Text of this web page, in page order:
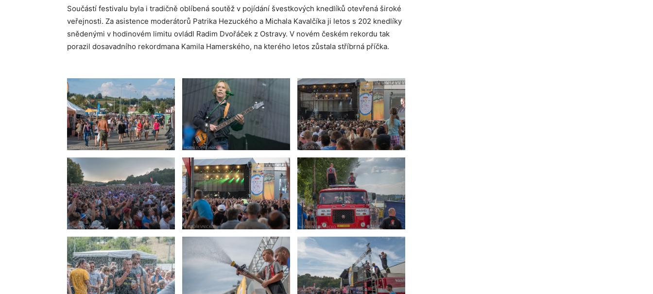
Součástí festivalu byla i tradičně oblíbená soutěž v pojídání švestkových knedlíků otevřená široké
veřejnosti. Za asistence moderátorů Patrika Hezuckého a Michala Kavalčíka ji letos s 202 knedlíky
snědenými v hodinovém limitu ovládl Radim Dvořáček z Ostravy. V novém českém rekordu tak
porazil dosavadního rekordmana Kamila Hamerského, na kterého letos zůstala stříbrná příčka.